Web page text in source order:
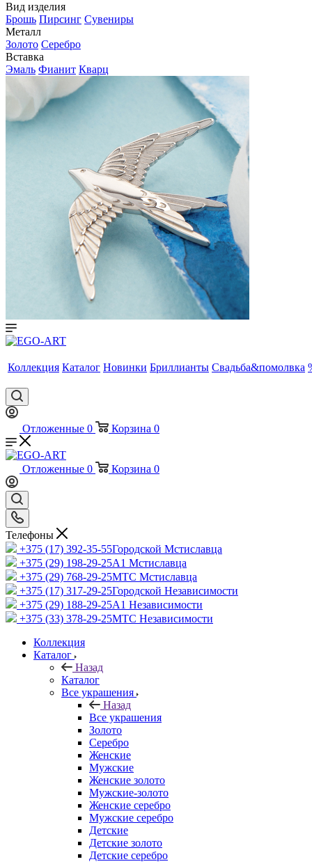
Вид изделия
Брошь Пирсинг Сувениры
Металл
Золото Серебро
Вставка
Эмаль Фианит Кварц
Коллекция Каталог Новинки Бриллианты Свадьба&помолвка
Отложенные 0 Корзина 0
Отложенные 0 Корзина 0
Телефоны
+375 (17) 392-35-55Городской Мстиславца
+375 (29) 198-29-25A1 Мстиславца
+375 (29) 768-29-25МТС Мстиславца
+375 (17) 317-29-25Городской Независимости
+375 (29) 188-29-25A1 Независимости
+375 (33) 378-29-25МТС Независимости
Коллекция
Каталог
Назад
Каталог
Все украшения
Назад
Все украшения
Золото
Серебро
Женские
Мужские
Женские золото
Мужские-золото
Женские серебро
Мужские серебро
Детские
Детские золото
Детские серебро